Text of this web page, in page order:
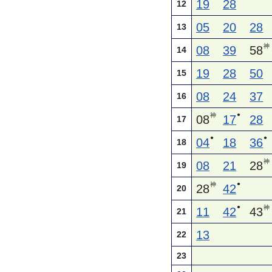
12 19 28
13 05 20 28
14 08 39 58神
15 19 28 50
16 08 24 37
17 08神 17● 28
18 04● 18 36●
19 08 21 28神
20 28神 42 ●
21 11 42 ● 43神
22 13
23